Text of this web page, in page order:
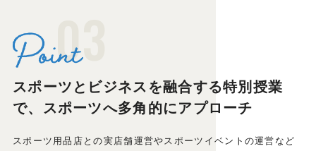
03
スポーツとビジネスを融合する特別授業
で、スポーツへ多角的にアプローチ
スポーツ用品店との実店舗運営やスポーツイベントの運営など